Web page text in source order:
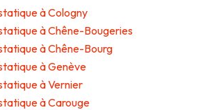
à Cologny
à Chêne-Bougeries
à Chêne-Bourg
à Genève
à Vernier
à Carouge